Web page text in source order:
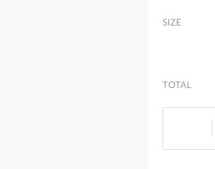
SIZE
TOTAL